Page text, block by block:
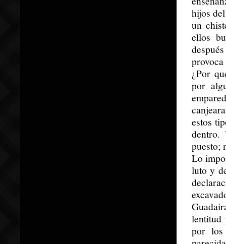
hijos
un
ellos
¿Por
por
estos
dentro.
puesto;
Lo
luto y
lentitud
por los